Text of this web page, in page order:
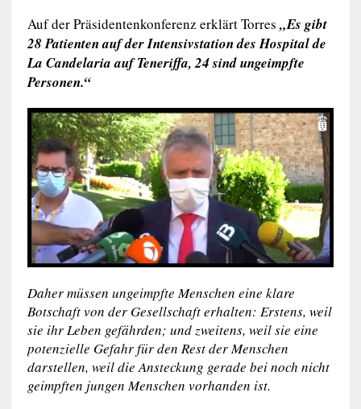
Auf der Präsidentenkonferenz erklärt Torres „Es gibt
28 Patienten auf der Intensivstation des Hospital de
La Candelaria auf Teneriffa, 24 sind ungeimpfte
Personen.“
Daher müssen ungeimpfte Menschen eine klare
Botschaft von der Gesellschaft erhalten: Erstens, weil
sie ihr Leben gefährden; und zweitens, weil sie eine
potenzielle Gefahr für den Rest der Menschen
darstellen, weil die Ansteckung gerade bei noch nicht
geimpften jungen Menschen vorhanden ist.